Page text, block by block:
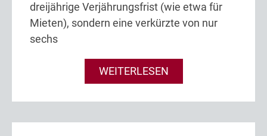
dreijährige Verjährungsfrist (wie etwa für
Mieten), sondern eine verkürzte von nur
sechs
WEITERLESEN